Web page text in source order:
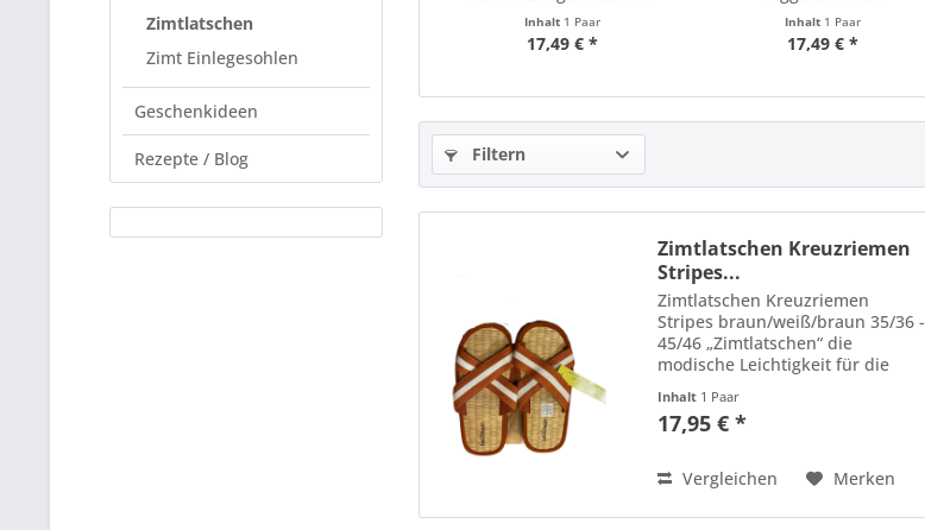
Zimtlatschen
Zimt Einlegesohlen
Geschenkideen
Rezepte / Blog
Inhalt 1 Paar
17,49 € *
Inhalt 1 Paar
17,49 € *
Filtern
Zimtlatschen Kreuzriemen
Stripes...
Zimtlatschen Kreuzriemen
Stripes braun/weiß/braun 35/36 -
45/46 „Zimtlatschen“ die
modische Leichtigkeit für die
auf die Straße treffen. Die
bequemem Riemen-Slipper mit
30g....
Inhalt 1 Paar
17,95 € *
Vergleichen Merken